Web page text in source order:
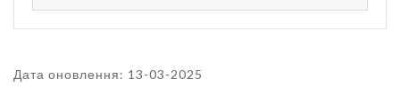
Дата оновлення: 13-03-2025